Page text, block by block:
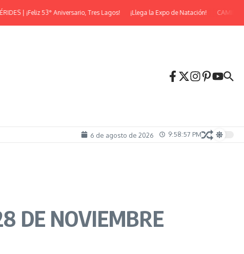
| ¡Feliz 53° Aniversario, Tres Lagos! ¡Llega la Expo de Natación! CAMINATA
6 de agosto de 2026 9:58:58 PM
DE NOVIEMBRE